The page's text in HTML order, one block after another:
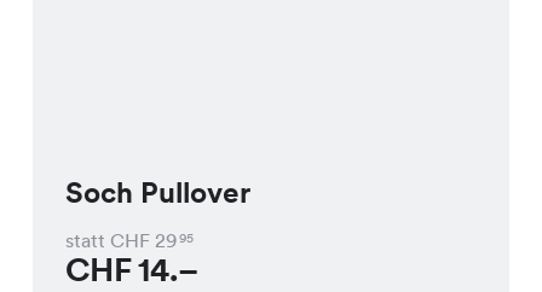
Soch Pullover
statt CHF 2995
CHF14.–